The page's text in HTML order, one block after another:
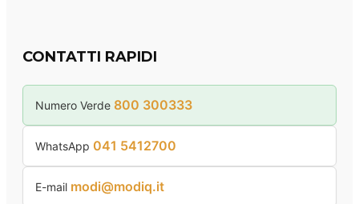
CONTATTI RAPIDI
Numero Verde 800 300333
WhatsApp 041 5412700
E-mail modi@modiq.it